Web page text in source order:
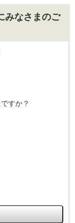
みなさまのご
すか？